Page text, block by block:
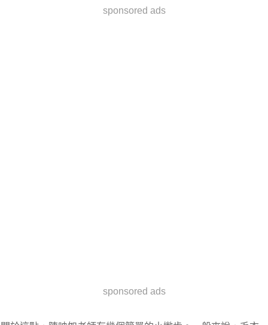
sponsored ads
sponsored ads